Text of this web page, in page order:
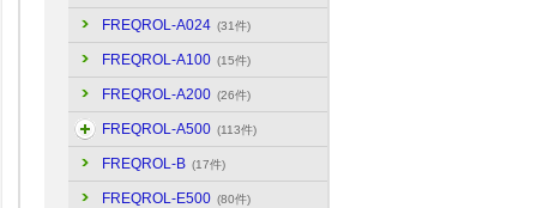
FREQROL-A024 (31件)
FREQROL-A100 (15件)
FREQROL-A200 (26件)
FREQROL-A500 (113件)
FREQROL-B (17件)
FREQROL-E500 (80件)